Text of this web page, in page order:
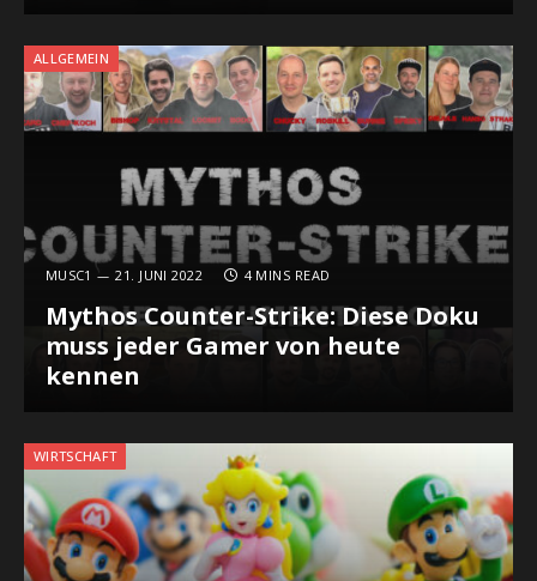
ALLGEMEIN
MUSC1 21. JUNI 2022 4 MINS READ
Mythos Counter-Strike: Diese Doku
muss jeder Gamer von heute
kennen
WIRTSCHAFT